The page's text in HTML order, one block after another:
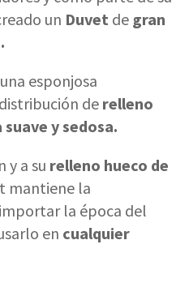
un Duvet de gran
esponjosa
de relleno
y sedosa.
y a su relleno hueco de
mantiene la
la época del
en cualquier